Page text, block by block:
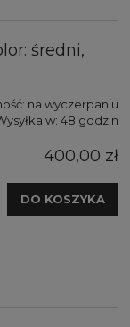
średni,
na wyczerpaniu
w: 48 godzin
400,00 zł
DO KOSZYKA